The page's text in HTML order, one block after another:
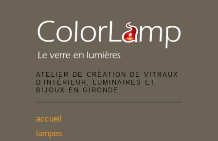
ATELIER DE CRÉATION DE VITRAUX
D’INTÉRIEUR, LUMINAIRES ET
BIJOUX EN GIRONDE
accueil
lampes